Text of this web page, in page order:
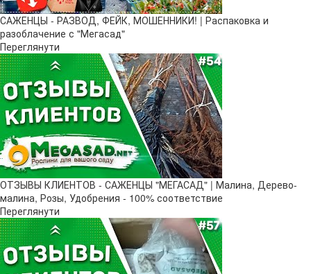
САЖЕНЦЫ - РАЗВОД, ФЕЙК, МОШЕННИКИ! | Распаковка и
разоблачение с "Мегасад"
Переглянути
ОТЗЫВЫ КЛИЕНТОВ - САЖЕНЦЫ "МЕГАСАД" | Малина, Дерево-
малина, Розы, Удобрения - 100% соответствие
Переглянути